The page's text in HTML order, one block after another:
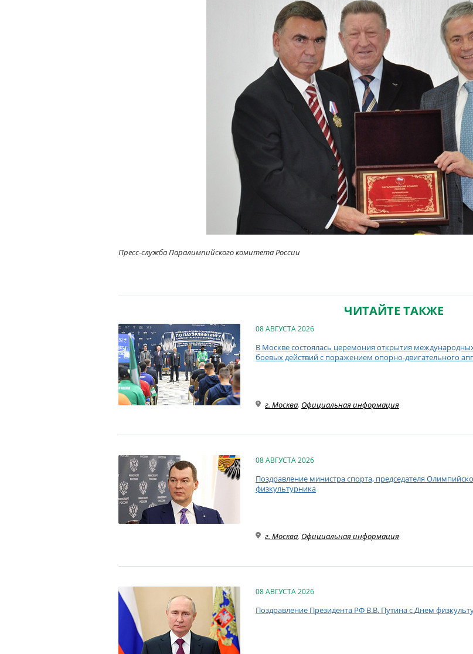
Пресс-служба Паралимпийского комитета России
ЧИТАЙТЕ ТАКЖЕ
08 АВГУСТА 2026
В Москве состоялась церемония открытия
боевых действий с поражением опорно-двигательного
г. Москва, Официальная информация
08 АВГУСТА 2026
Поздравление министра спорта, председателя
физкультурника
г. Москва, Официальная информация
08 АВГУСТА 2026
Поздравление Президента РФ В.В. Путина с Днем